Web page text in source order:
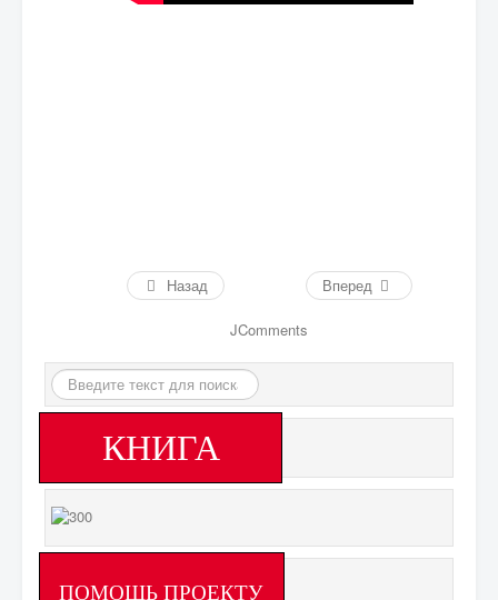
Назад Вперед
JComments
Искать...
КНИГА
ПОМОЩЬ ПРОЕКТУ